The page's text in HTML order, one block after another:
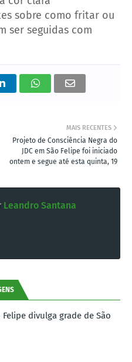
sobre como fritar ou
ser seguidas com
MAIS RECENTES
Projeto de Consciência Negra do
JDC em São Felipe foi iniciado
ontem e segue até esta quinta, 19
Leandro Santana
divulga grade de São